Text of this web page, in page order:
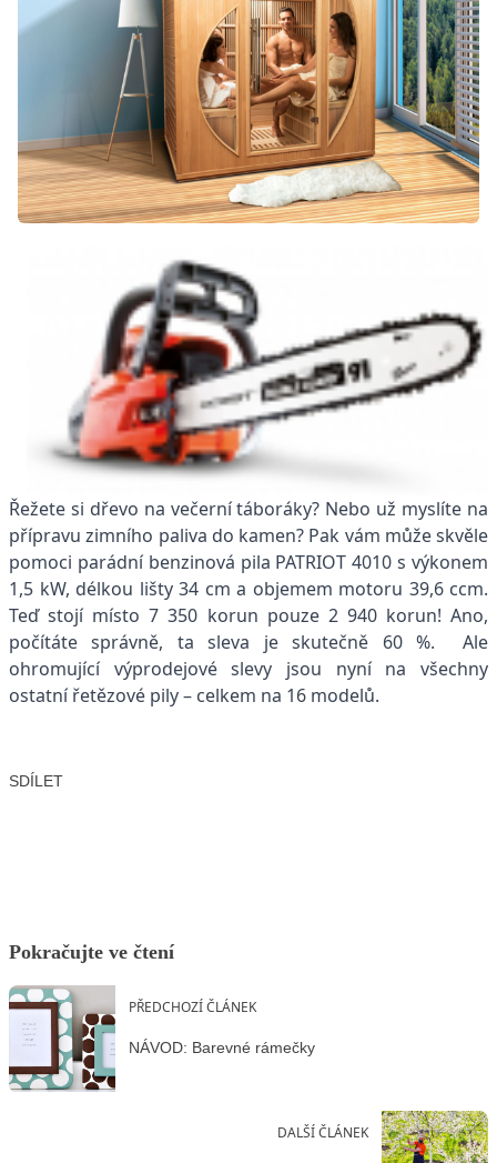
Řežete si dřevo na večerní táboráky? Nebo už myslíte na
přípravu zimního paliva do kamen? Pak vám může skvěle
pomoci parádní benzinová pila PATRIOT 4010 s výkonem
1,5 kW, délkou lišty 34 cm a objemem motoru 39,6 ccm.
Teď stojí místo 7 350 korun pouze 2 940 korun! Ano,
počítáte správně, ta sleva je skutečně 60 %. Ale
ohromující výprodejové slevy jsou nyní na všechny
ostatní řetězové pily – celkem na 16 modelů.
SDÍLET
Pokračujte ve čtení
PŘEDCHOZÍ ČLÁNEK
NÁVOD: Barevné rámečky
DALŠÍ ČLÁNEK